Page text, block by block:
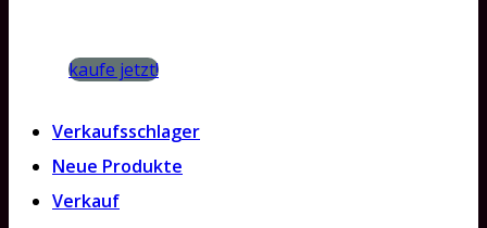
kaufe jetzt!
Verkaufsschlager
Neue Produkte
Verkauf